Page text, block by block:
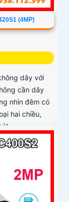
(4MP)
dây với
cần dây
nhìn đêm có
hai chiều,